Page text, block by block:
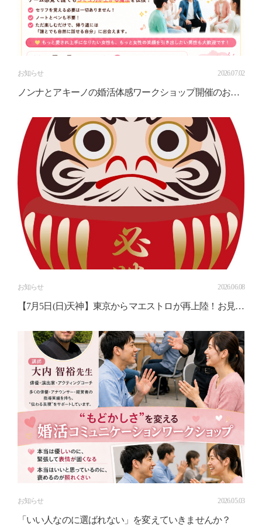
お知らせ 2026.07.02
ノンナとアキーノの婚活体感ワークショップ開催のお知
お知らせ 2026.06.08
【7月5日(日)天神】東京からマエストロが再上陸！お見合
決定！
お知らせ 2026.05.03
「いい人なのに選ばれない」を変えていきませんか？